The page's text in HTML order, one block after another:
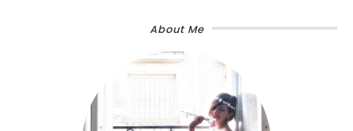
About Me